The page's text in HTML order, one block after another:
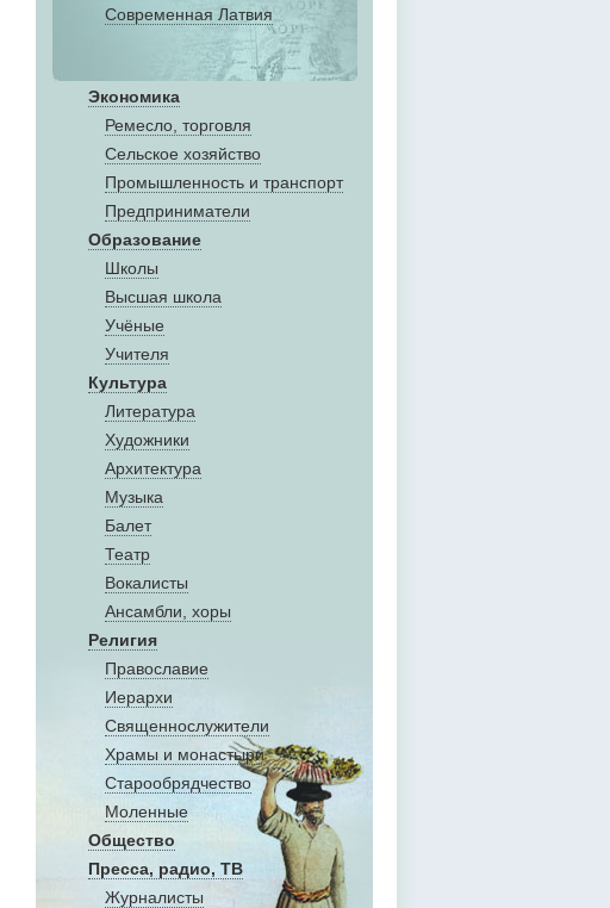
Современная Латвия
Экономика
Ремесло, торговля
Сельское хозяйство
Промышленность и транспорт
Предприниматели
Образование
Школы
Высшая школа
Учёные
Учителя
Культура
Литература
Художники
Aрхитектура
Музыка
Балет
Театр
Вокалисты
Aнсамбли, хоры
Религия
Православие
Иерархи
Священнослужители
Храмы и монастыри
Старообрядчество
Моленные
Общество
Пресса, радио, ТВ
Журналисты